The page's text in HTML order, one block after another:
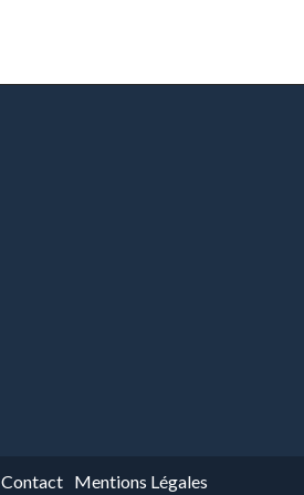
Contact Mentions Légales